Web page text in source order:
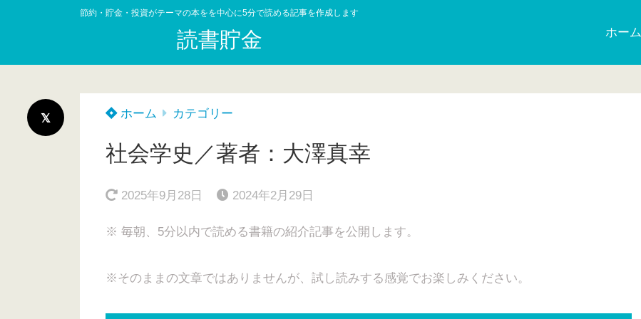
節約・貯金・投資がテーマの本をを中心に5分で読める記事を作成します
読書貯金 ホーム
ホーム カテゴリー
社会学史／著者：大澤真幸
2025年9月28日 2024年2月29日
※ 毎朝、5分以内で読める書籍の紹介記事を公開します。
※そのままの文章ではありませんが、試し読みする感覚でお楽しみください。